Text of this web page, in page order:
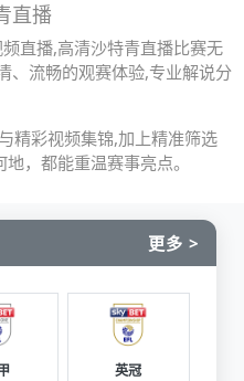
直播
直播,高清沙特青直播比赛无
、流畅的观赛体验,专业解说分
精彩视频集锦,加上精准筛选
，都能重温赛事亮点。
更多 >
英冠